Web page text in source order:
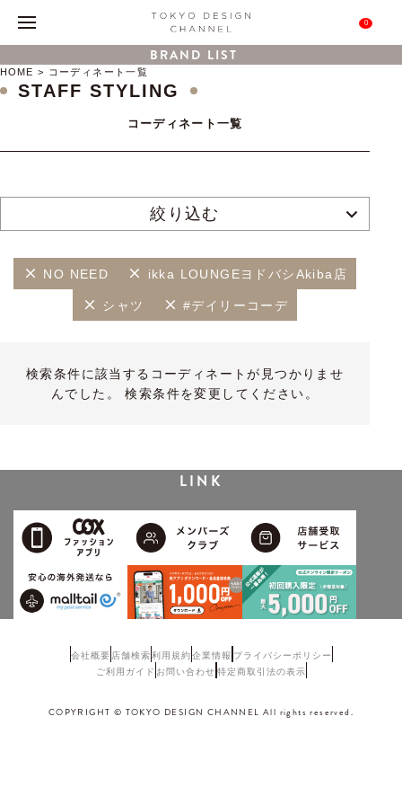
0
BRAND LIST
HOME コーディネート一覧
STAFF STYLING
コーディネート一覧
絞り込む
NO NEED ikka LOUNGEヨドバシAkiba店
シャツ #デイリーコーデ
検索条件に該当するコーディネートが見つかりませ
んでした。 検索条件を変更してください。
LINK
会社概要 店舗検索利用規約企業情報 プライバシーポリシー
ご利用ガイド お問い合わせ 特定商取引法の表示
COPYRIGHT © TOKYO DESIGN CHANNEL All rights reserved.